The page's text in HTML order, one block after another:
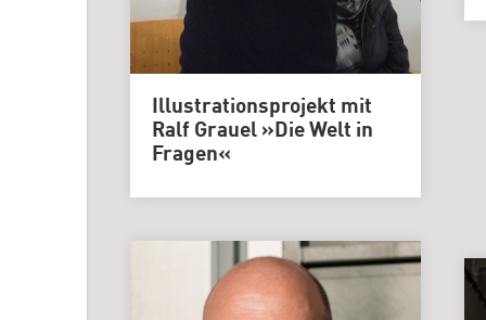
Illustrationsprojekt mit
Ralf Grauel »Die Welt in
Fragen«